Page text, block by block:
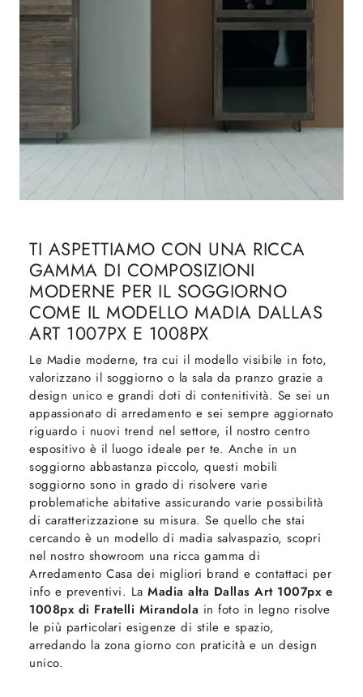
TI ASPETTIAMO CON UNA RICCA
GAMMA DI COMPOSIZIONI
MODERNE PER IL SOGGIORNO
COME IL MODELLO MADIA DALLAS
ART 1007PX E 1008PX
Le Madie moderne, tra cui il modello visibile in foto,
valorizzano il soggiorno o la sala da pranzo grazie a
design unico e grandi doti di contenitività. Se sei un
appassionato di arredamento e sei sempre aggiornato
riguardo i nuovi trend nel settore, il nostro centro
espositivo è il luogo ideale per te. Anche in un
soggiorno abbastanza piccolo, questi mobili
soggiorno sono in grado di risolvere varie
problematiche abitative assicurando varie possibilità
di caratterizzazione su misura. Se quello che stai
cercando è un modello di madia salvaspazio, scopri
nel nostro showroom una ricca gamma di
Arredamento Casa dei migliori brand e contattaci per
info e preventivi. La Madia alta Dallas Art 1007px e
1008px di Fratelli Mirandola in foto in legno risolve
le più particolari esigenze di stile e spazio,
arredando la zona giorno con praticità e un design
unico.